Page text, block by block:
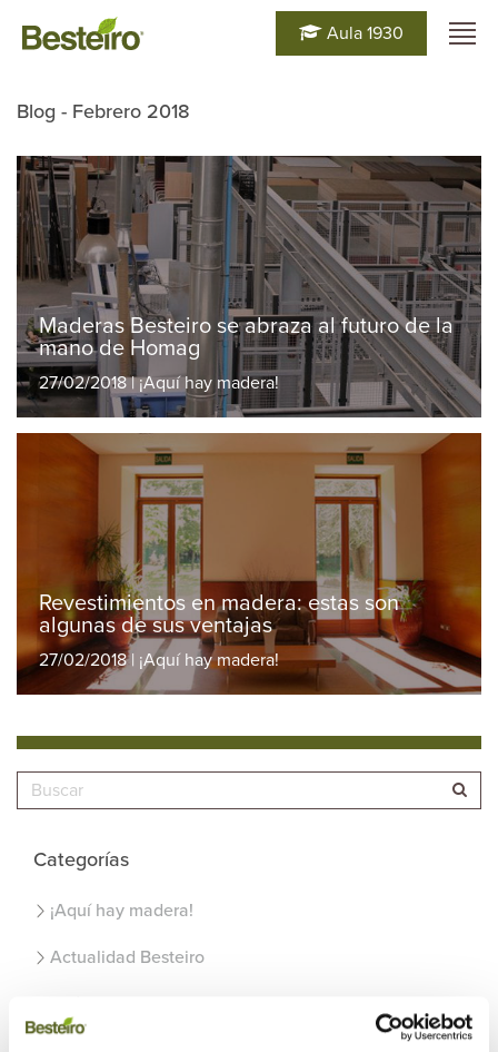
Aula 1930
Blog - Febrero 2018
Maderas Besteiro se abraza al futuro de la
mano de Homag
27/02/2018 | ¡Aquí hay madera!
Revestimientos en madera: estas son
algunas de sus ventajas
27/02/2018 | ¡Aquí hay madera!
Categorías
¡Aquí hay madera!
Actualidad Besteiro